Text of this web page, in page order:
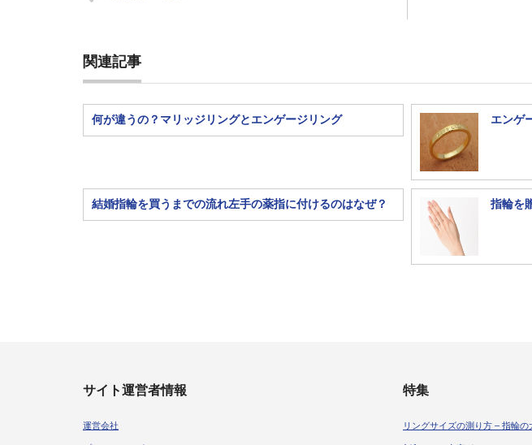
関連記事
何が違うの？マリッジリングとエンゲージリング エンゲ
結婚指輪を買うまでの流れ左手の薬指に付けるのはなぜ？ 指輪を
サイト運営者情報
運営会社
特集
リングサイズの測り方 – 指輪の